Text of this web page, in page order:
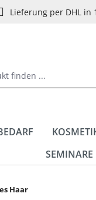
Lieferung per DHL in
SEMINARE
Haar